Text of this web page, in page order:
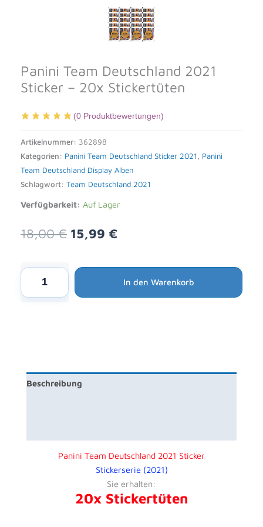
Panini Team Deutschland 2021
Sticker – 20x Stickertüten
(0 Produktbewertungen)
Artikelnummer: 362898
Kategorien: Panini Team Deutschland Sticker 2021, Panini
Team Deutschland Display Alben
Schlagwort: Team Deutschland 2021
Verfügbarkeit: Auf Lager
18,00€ Ursprünglicher
18,00 €
15,99 €Aktueller
15,99 €.
Panini
Stickertüten
Menge
In den Warenkorb
Alternative:
Beschreibung
Panini Team Deutschland 2021 Sticker
Stickerserie (2021)
Sie erhalten:
20x Stickertüten